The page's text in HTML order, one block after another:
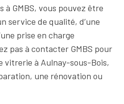
GMBS, vous pouvez être
service de qualité, d’une
prise en charge
pas à contacter GMBS pour
vitrerie à Aulnay-sous-Bois,
une rénovation ou